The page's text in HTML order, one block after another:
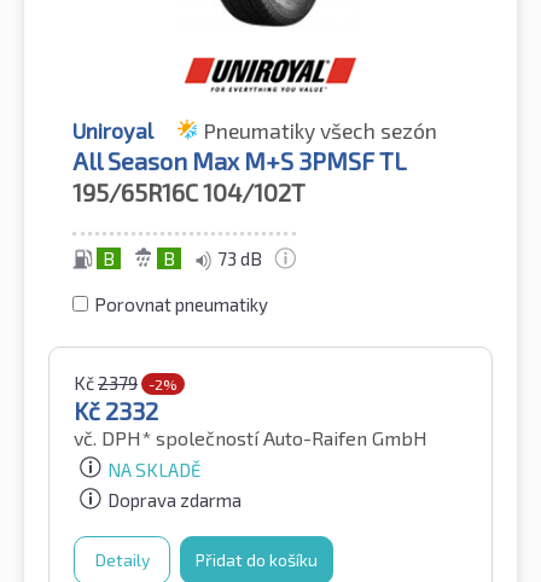
Uniroyal Pneumatiky všech sezón
All Season Max M+S 3PMSF TL
195/65R16C104/102T
B B 73 dB
Porovnat pneumatiky
Kč2379 -2%
Kč 2332
vč. DPH* společností Auto-Raifen GmbH
NA SKLADĚ
Doprava zdarma
Detaily Přidat do košíku